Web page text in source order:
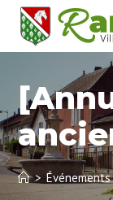
content
> Événements